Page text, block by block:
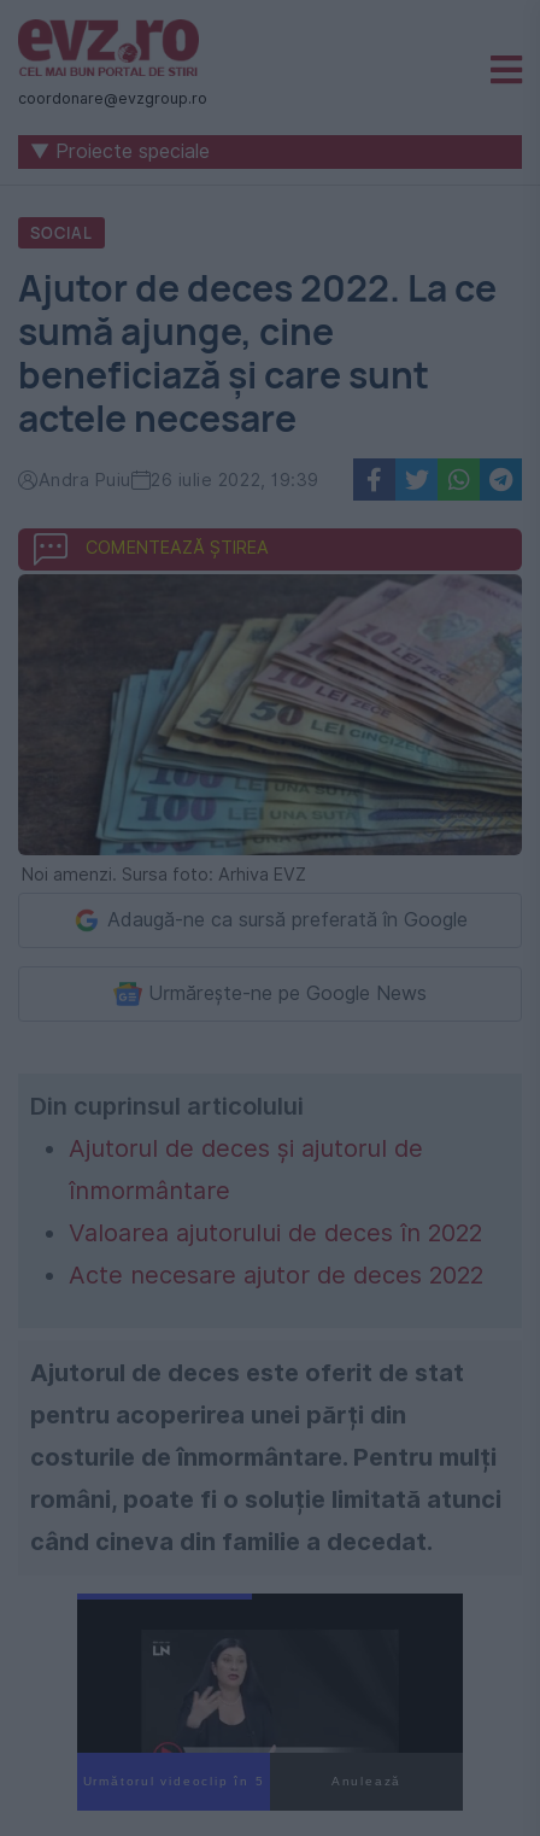
Știri
naționale
internaționale
România
-
Evenimentul
Zilei
coordonare@evzgroup.ro
▼ Proiecte speciale
SOCIAL
Ajutor de deces 2022. La ce
sumă ajunge, cine
beneficiază și care sunt
actele necesare
Andra Puiu 26 iulie 2022, 19:39
COMENTEAZĂ ȘTIREA
Noi amenzi. Sursa foto: Arhiva EVZ
Adaugă-ne ca sursă preferată în Google
Urmărește-ne pe Google News
Din cuprinsul articolului
Ajutorul de deces și ajutorul de
înmormântare
Valoarea ajutorului de deces în 2022
Acte necesare ajutor de deces 2022
Ajutorul de deces este oferit de stat
pentru acoperirea unei părți din
costurile de înmormântare. Pentru mulți
români, poate fi o soluție limitată atunci
când cineva din familie a decedat.
Următorul videoclip în 4 Anulează